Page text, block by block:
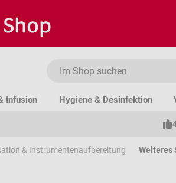
Infusion Hygiene & Desinfektion
& Instrumentenaufbereitung Weiteres